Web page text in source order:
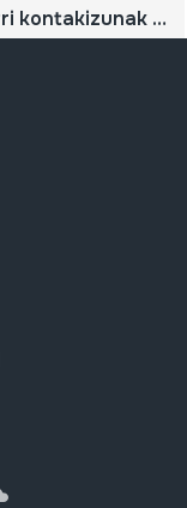
Herri kontakizunak Lapurdin, Baxe Nafarroan eta Zuberoan: bilketa, sailkapena eta irriaren adierazpenaren azterketa
SoundCloud